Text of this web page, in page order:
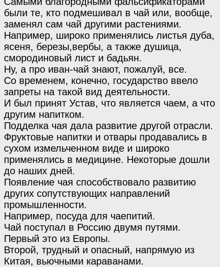
были те, кто подмешивал в чай или, вообще,
заменял сам чай другими растениями.
Например, широко применялись листья дуба,
ясеня, березы,вербы, а также душица,
смородиновый лист и бадьян.
Ну, а про иван-чай знают, пожалуй, все.
Со временем, конечно, государство ввело
запреты на такой вид деятельности.
И был принят Устав, что является чаем, а что
другим напитком.
Подделка чая дала развитие другой отрасли.
Фруктовые напитки и отвары продавались в
сухом измельченном виде и широко
применялись в медицине. Некоторые дошли
до наших дней.
Появление чая способствовало развитию
других сопутствующих направлений
промышленности.
Например, посуда для чаепитий.
Чай поступал в Россию двумя путями.
Первый это из Европы.
Второй, трудный и опасный, напрямую из
Китая, вьючными караванами.